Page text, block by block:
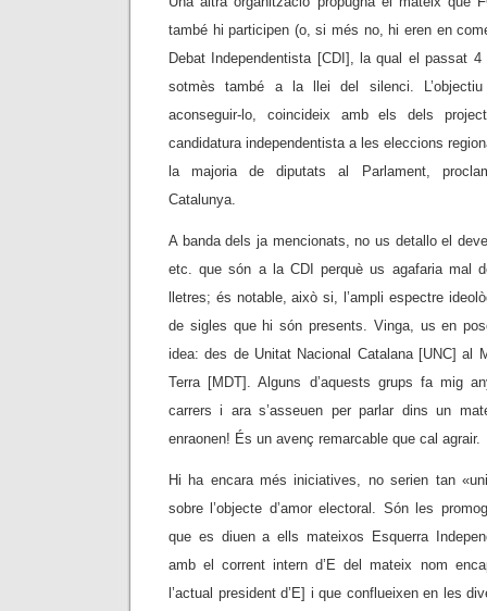
també hi participen (o, si més no, hi eren en
Debat Independentista [CDI], la qual el passat 4
sotmès també a la llei del silenci.
aconseguir-lo, coincideix amb els dels
candidatura independentista a les eleccions
la majoria de diputats al Parlament,
Catalunya.
A banda dels ja mencionats, no us detallo el
etc. que són a la CDI perquè us agafaria mal
lletres; és notable, això si, l’ampli espectre
de sigles que hi són presents. Vinga, us en
idea: des de Unitat Nacional Catalana [UNC] al
Terra [MDT]. Alguns d’aquests grups fa mig
carrers i ara s’asseuen per parlar dins un
enraonen! És un avenç remarcable que cal agrair.
Hi ha encara més iniciatives, no serien tan
sobre l’objecte d’amor electoral. Són les
que es diuen a ells mateixos Esquerra
amb el corrent intern d’E del mateix nom
l’actual president d’E] i que conflueixen en les